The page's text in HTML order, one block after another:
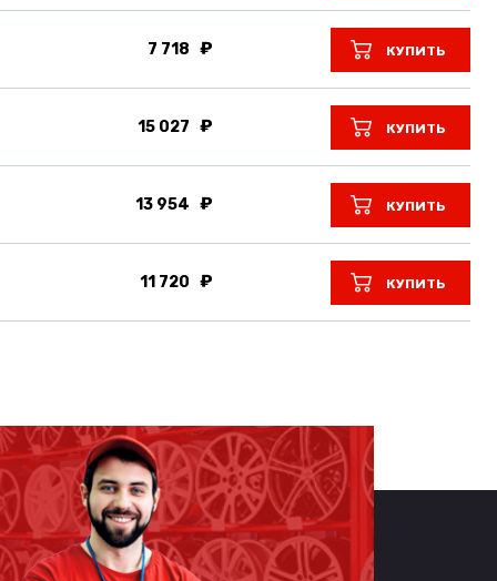
7 718 КУПИТЬ
15 027 КУПИТЬ
13 954 КУПИТЬ
11 720 КУПИТЬ